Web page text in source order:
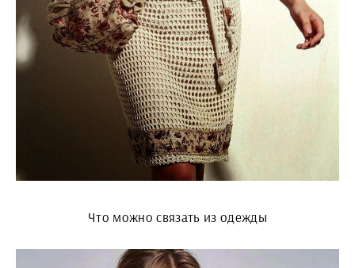
Что можно связать из одежды